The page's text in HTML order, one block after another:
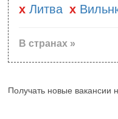
Литва
В странах »
Получать новые вакансии